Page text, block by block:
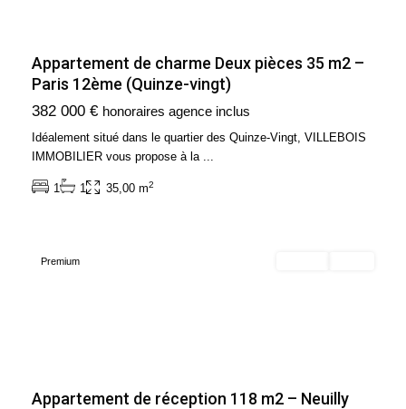
Appartement de charme Deux pièces 35 m2 –
Paris 12ème (Quinze-vingt)
382 000 € honoraires agence inclus
Idéalement situé dans le quartier des Quinze-Vingt, VILLEBOIS
IMMOBILIER vous propose à la ...
1 1 35,00 m2
Ile
de
France,
Neuilly-
sur-
-
Premium
Appartement de réception 118 m2 – Neuilly